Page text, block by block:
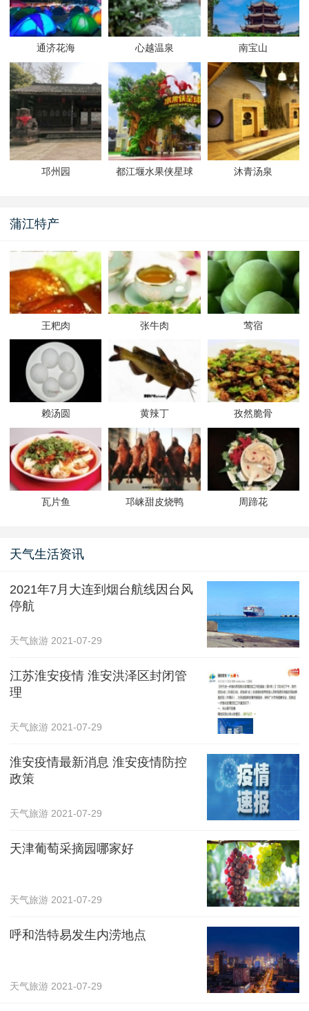
通济花海 心越温泉 南宝山
邛州园 都江堰水果侠星球 沐青汤泉
蒲江特产
王粑肉 张牛肉 莺宿
赖汤圆 黄辣丁 孜然脆骨
瓦片鱼 邛崃甜皮烧鸭 周蹄花
天气生活资讯
2021年7月大连到烟台航线因台风
停航
天气旅游 2021-07-29
江苏淮安疫情 淮安洪泽区封闭管
理
天气旅游 2021-07-29
淮安疫情最新消息 淮安疫情防控
政策
天气旅游 2021-07-29
天津葡萄采摘园哪家好
天气旅游 2021-07-29
呼和浩特易发生内涝地点
天气旅游 2021-07-29